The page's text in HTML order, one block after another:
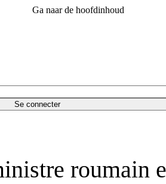
Ga naar de hoofdinhoud
Se connecter
roumain